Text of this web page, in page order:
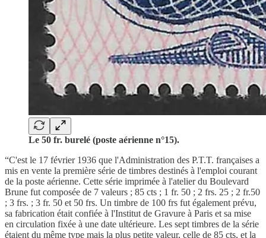
Le 50 fr. burelé (poste aérienne n°15).
“C'est le 17 février 1936 que l'Administration des P.T.T. françaises a
mis en vente la première série de timbres destinés à l'emploi courant
de la poste aérienne. Cette série imprimée à l'atelier du Boulevard
Brune fut composée de 7 valeurs ; 85 cts ; 1 fr. 50 ; 2 frs. 25 ; 2 fr.50
; 3 frs. ; 3 fr. 50 et 50 frs. Un timbre de 100 frs fut également prévu,
sa fabrication était confiée à l'Institut de Gravure à Paris et sa mise
en circulation fixée à une date ultérieure. Les sept timbres de la série
étaient du même type mais la plus petite valeur, celle de 85 cts, et la